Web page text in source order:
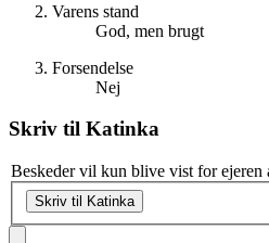
Varens stand
God, men brugt
Forsendelse
Nej
Skriv til Katinka
Beskeder vil kun blive vist for ejeren
Skriv til Katinka